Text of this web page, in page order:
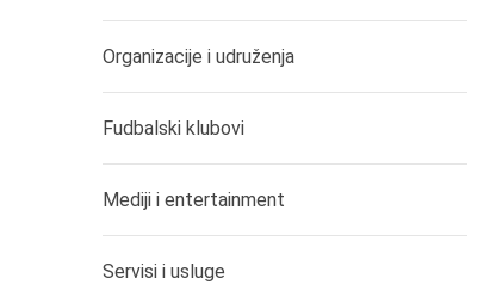
Organizacije i udruženja
Fudbalski klubovi
Mediji i entertainment
Servisi i usluge